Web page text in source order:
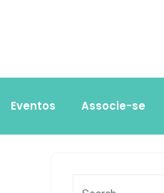
Eventos Associe-se